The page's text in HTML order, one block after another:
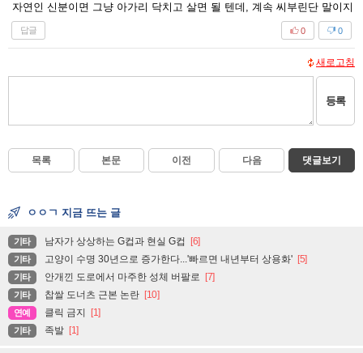
자연인 신분이면 그냥 아가리 닥치고 살면 될 텐데, 계속 씨부린단 말이지
답글 0
0
새로고침
등록
목록 본문 이전 다음 댓글보기
ㅇㅇㄱ 지금 뜨는 글
기타 남자가 상상하는 G컵과 현실 G컵 [6]
기타 고양이 수명 30년으로 증가한다...'빠르면 내년부터 상용화' [5]
기타 안개낀 도로에서 마주한 성체 버팔로 [7]
기타 찹쌀 도너츠 근본 논란 [10]
연예 클릭 금지 [1]
기타 족발 [1]